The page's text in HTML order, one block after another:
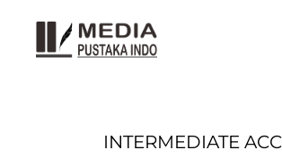
INTERMEDIATE